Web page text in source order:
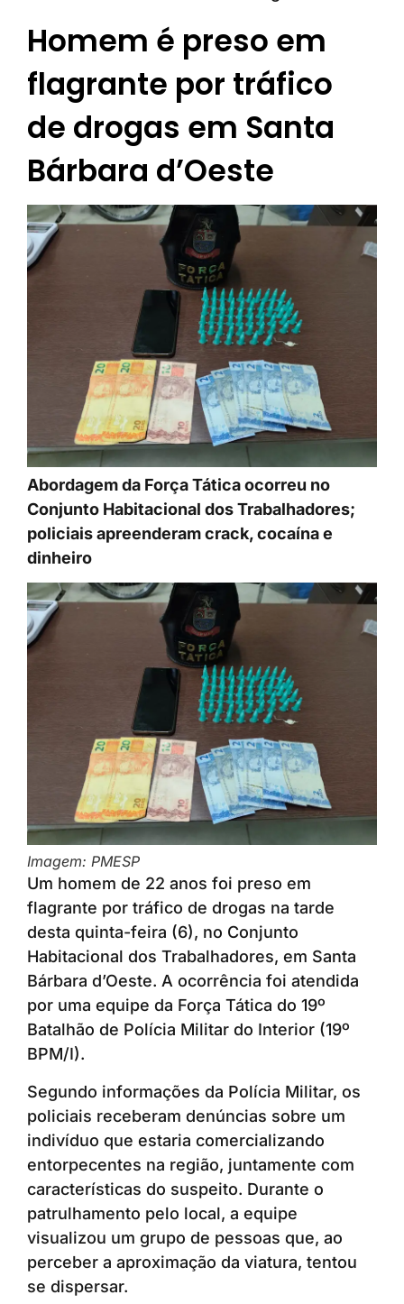
Homem é preso em
flagrante por tráfico
de drogas em Santa
Bárbara d’Oeste
Abordagem da Força Tática ocorreu no
Conjunto Habitacional dos Trabalhadores;
policiais apreenderam crack, cocaína e
dinheiro
Imagem: PMESP
Um homem de 22 anos foi preso em
flagrante por tráfico de drogas na tarde
desta quinta-feira (6), no Conjunto
Habitacional dos Trabalhadores, em Santa
Bárbara d’Oeste. A ocorrência foi atendida
por uma equipe da Força Tática do 19º
Batalhão de Polícia Militar do Interior (19º
BPM/I).
Segundo informações da Polícia Militar, os
policiais receberam denúncias sobre um
indivíduo que estaria comercializando
entorpecentes na região, juntamente com
características do suspeito. Durante o
patrulhamento pelo local, a equipe
visualizou um grupo de pessoas que, ao
perceber a aproximação da viatura, tentou
se dispersar.